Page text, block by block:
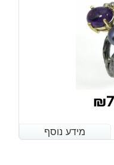
₪
מידע נוסף
מידע נוסף